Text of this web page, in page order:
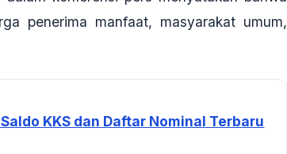
penerima manfaat, masyarakat umum,
KKS dan Daftar Nominal Terbaru